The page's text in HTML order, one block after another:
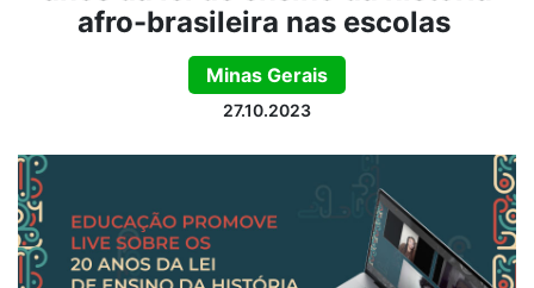
afro-brasileira nas escolas
Minas Gerais
27.10.2023